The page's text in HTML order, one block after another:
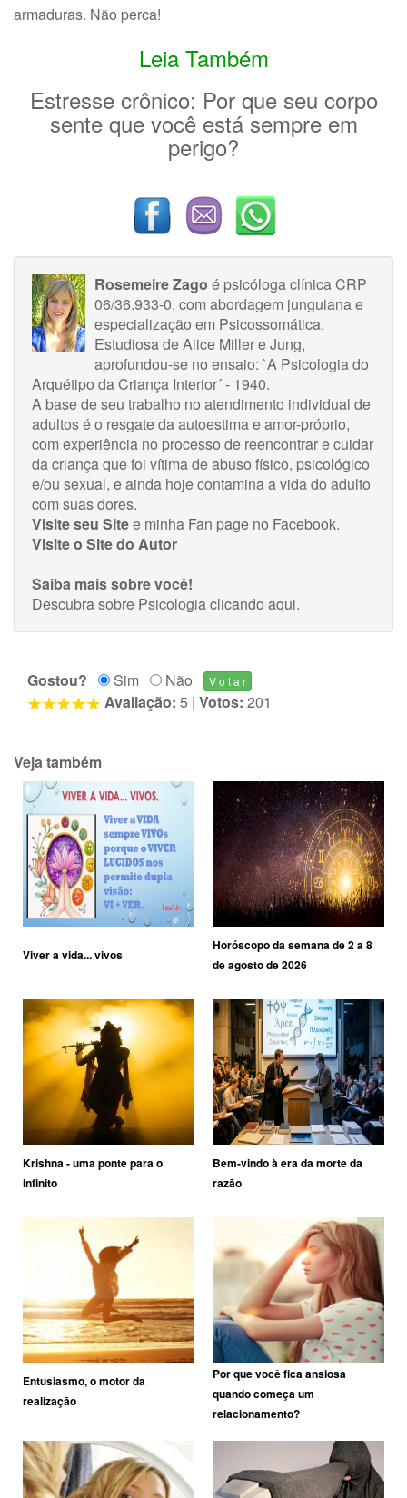
armaduras. Não perca!
Leia Também
Estresse crônico: Por que seu corpo
sente que você está sempre em
perigo?
Rosemeire Zago é psicóloga clínica CRP
06/36.933-0, com abordagem junguiana e
especialização em Psicossomática.
Estudiosa de Alice Miller e Jung,
aprofundou-se no ensaio: `A Psicologia do
Arquétipo da Criança Interior´ - 1940.
A base de seu trabalho no atendimento individual de
adultos é o resgate da autoestima e amor-próprio,
com experiência no processo de reencontrar e cuidar
da criança que foi vítima de abuso físico, psicológico
e/ou sexual, e ainda hoje contamina a vida do adulto
com suas dores.
Visite seu Sitee minha Fan page no Facebook.
Visite o Site do Autor
Saiba mais sobre você!
Descubra sobre Psicologia clicando aqui.
Gostou? Sim
Não
Avaliação: 5 | Votos: 201
Veja também
Viver a vida... vivos
Horóscopo da semana de 2 a 8
de agosto de 2026
Krishna - uma ponte para o
infinito
Bem-vindo à era da morte da
razão
Entusiasmo, o motor da
realização
Por que você fica ansiosa
quando começa um
relacionamento?